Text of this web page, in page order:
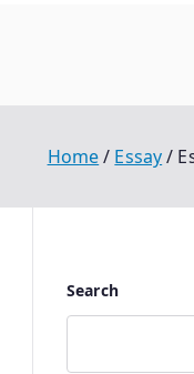
Home Essay
Search